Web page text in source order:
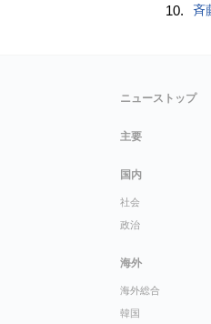
10. 斉
ニューストップ
主要
国内
社会
政治
海外
海外総合
韓国